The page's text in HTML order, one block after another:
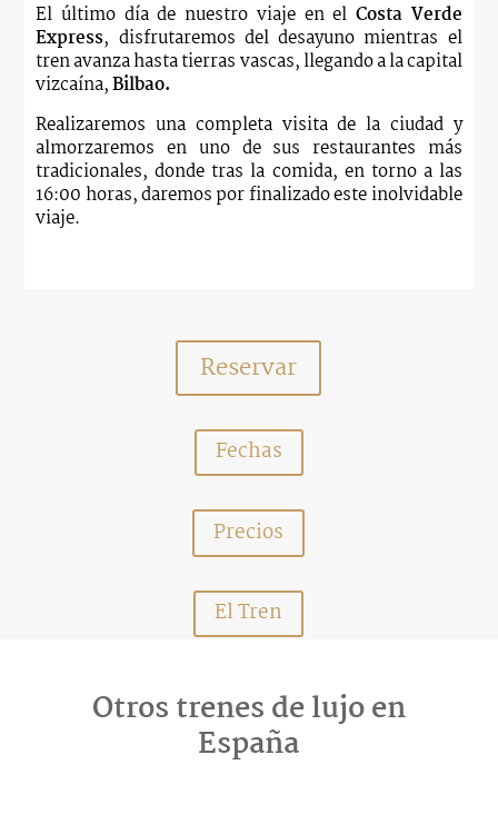
El último día de nuestro viaje en el Costa Verde
Express, disfrutaremos del desayuno mientras el
tren avanza hasta tierras vascas, llegando a la capital
vizcaína,Bilbao.
Realizaremos una completa visita de la ciudad y
almorzaremos en uno de sus restaurantes más
tradicionales, donde tras la comida, en torno a las
16:00 horas, daremos por finalizado este inolvidable
viaje.
Reservar
Fechas
Precios
El Tren
Otros trenes de lujo en
España